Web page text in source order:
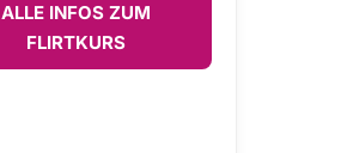
ALLE INFOS ZUM
FLIRTKURS